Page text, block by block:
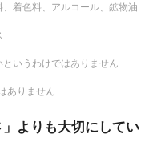
着色料、アルコール、鉱物油
いうわけではありません
りません
よりも大切にしてい